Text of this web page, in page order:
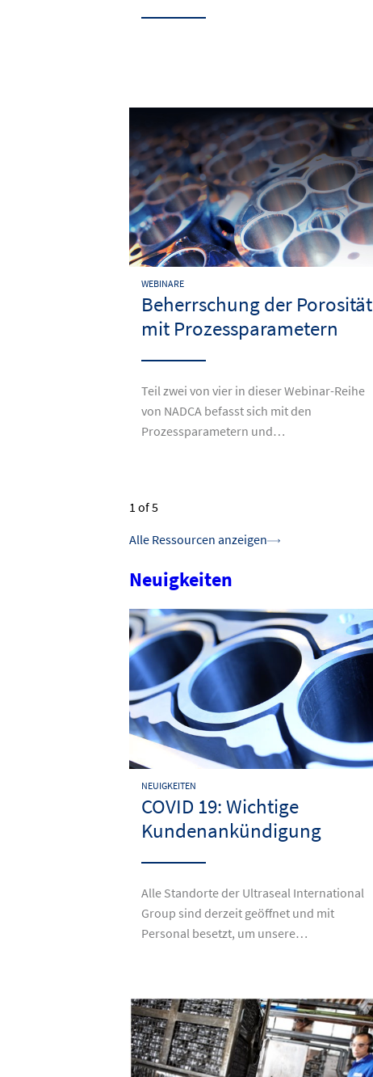
WEBINARE
Beherrschung der Porosität
mit Prozessparametern
Teil zwei von vier in dieser Webinar-Reihe
von NADCA befasst sich mit den
Prozessparametern und…
1of 5
Alle Ressourcen anzeigen
Neuigkeiten
NEUIGKEITEN
COVID 19: Wichtige
Kundenankündigung
Alle Standorte der Ultraseal International
Group sind derzeit geöffnet und mit
Personal besetzt, um unsere…